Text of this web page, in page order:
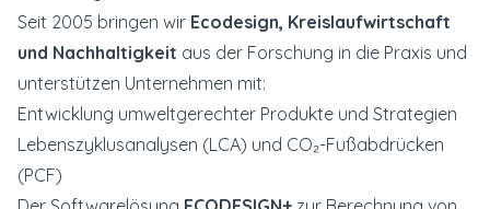
Seit 2005 bringen wir Ecodesign, Kreislaufwirtschaft
und Nachhaltigkeit aus der Forschung in die Praxis und
unterstützen Unternehmen mit:
Entwicklung umweltgerechter Produkte und Strategien
Lebenszyklusanalysen (LCA) und CO₂-Fußabdrücken
(PCF)